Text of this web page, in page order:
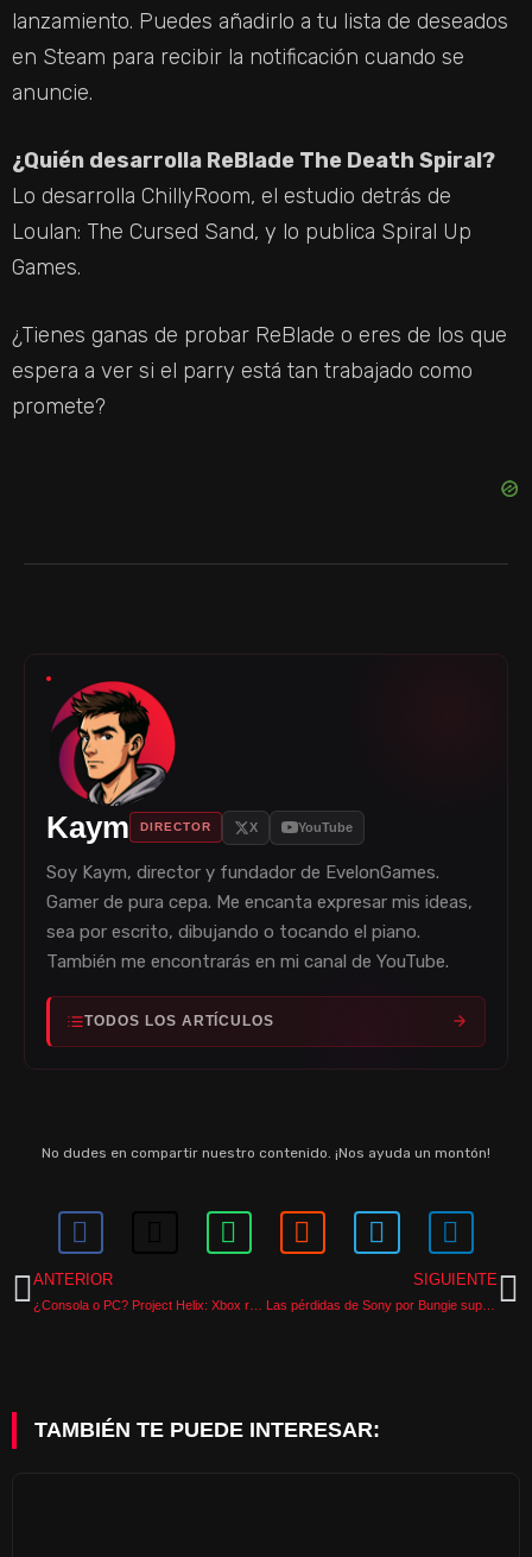
lanzamiento. Puedes añadirlo a tu lista de deseados
en Steam para recibir la notificación cuando se
anuncie.
¿Quién desarrolla ReBlade The Death Spiral?
Lo desarrolla ChillyRoom, el estudio detrás de
Loulan: The Cursed Sand, y lo publica Spiral Up
Games.
¿Tienes ganas de probar ReBlade o eres de los que
espera a ver si el parry está tan trabajado como
promete?
Kaym DIRECTOR X YouTube
Soy Kaym, director y fundador de EvelonGames.
Gamer de pura cepa. Me encanta expresar mis ideas,
sea por escrito, dibujando o tocando el piano.
También me encontrarás en mi canal de YouTube.
TODOS LOS ARTÍCULOS
No dudes en compartir nuestro contenido. ¡Nos ayuda un montón!
ANTERIOR SIGUIENTE
Las pérdidas de Sony por Bungie superan los 800 millones y el futuro de Marathon pende de un hilo
TAMBIÉN TE PUEDE INTERESAR: